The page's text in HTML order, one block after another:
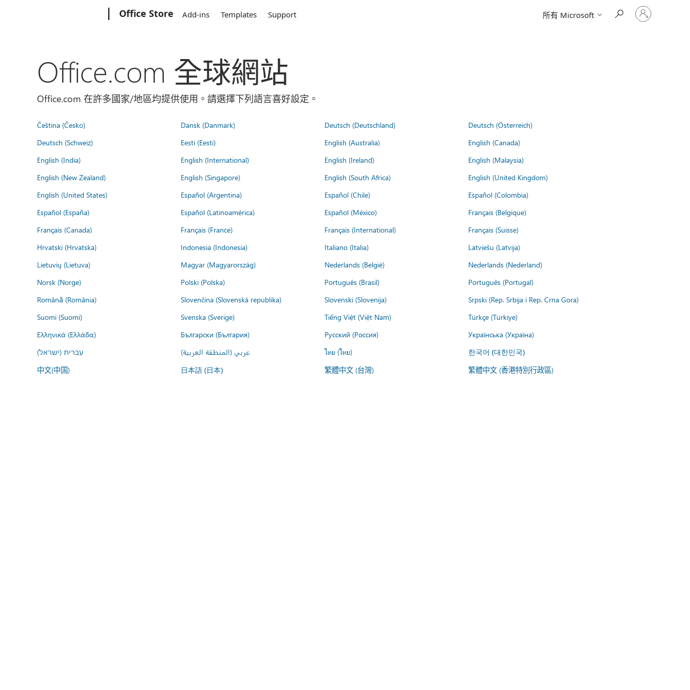
Office Store Add-ins Templates Support 所有 Microsoft
登
入
Office.com 全球網站
Office.com 在許多國家/地區均提供使用。請選擇下列語言喜好設定。
Čeština (Česko) Dansk (Danmark) Deutsch (Deutschland)
Deutsch (Österreich)
Deutsch (Schweiz)
Eesti (Eesti) English (Australia)
English (Canada)
English (India)
English (International) English (Ireland)
English (Malaysia)
English (New Zealand)
English (Singapore) English (South Africa)
English (United Kingdom)
English (United States)
Español (Argentina) Español (Chile)
Español (Colombia)
Español (España)
Español (Latinoamérica) Español (México)
Français (Belgique)
Français (Canada)
Français (France) Français (International)
Français (Suisse)
Hrvatski (Hrvatska)
Indonesia (Indonesia) Italiano (Italia)
Latviešu (Latvija)
Lietuvių (Lietuva)
Magyar (Magyarország) Nederlands (België)
Nederlands (Nederland)
Norsk (Norge)
Polski (Polska) Português (Brasil)
Português (Portugal)
Română (România)
Slovenčina (Slovenská republika) Slovenski (Slovenija)
Srpski (Rep. Srbija i Rep. Crna Gora)
Suomi (Suomi)
Svenska (Sverige) Tiếng Việt (Việt Nam)
Türkçe (Türkiye)
Ελληνικά (Ελλάδα)
Български (България) Русский (Россия)
Українська (Україна)
עברית (ישראל)
عربي (المنطقة العربية) ไทย (ไทย) 한국어 (대한민국)
中文(中国) 日本語 (日本) 繁體中文 (台灣) 繁體中文 (香港特別行政區)